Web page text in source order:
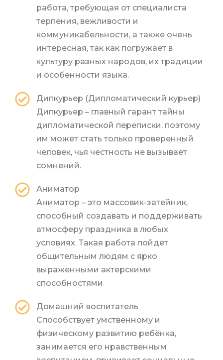
работа, требующая от специалиста
терпения, вежливости и
коммуникабельности, а также очень
интересная, так как погружает в
культуру разных народов, их традиции
и особенности языка.
Дипкурьер (Дипломатический курьер)
Дипкурьер – главный гарант тайны
дипломатической переписки, поэтому
им может стать только проверенный
человек, чья честность не вызывает
сомнений.
Аниматор
Аниматор – это массовик-затейник,
способный создавать и поддерживать
атмосферу праздника в любых
условиях. Такая работа пойдет
общительным людям с ярко
выраженными актерскими
способностями
Домашний воспитатель
Способствует умственному и
физическому развитию ребёнка,
занимается его нравственным